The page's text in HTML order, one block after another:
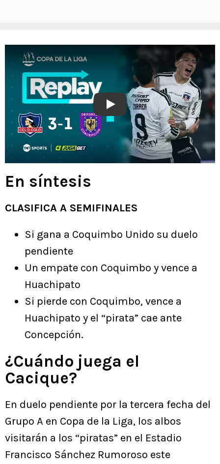
Play
En síntesis
CLASIFICA A SEMIFINALES
Si gana a Coquimbo Unido su duelo
pendiente
Un empate con Coquimbo y vence a
Huachipato
Si pierde con Coquimbo, vence a
Huachipato y el “pirata” cae ante
Concepción.
¿Cuándo juega el
Cacique?
En duelo pendiente por la tercera fecha del
Grupo A en Copa de la Liga, los albos
visitarán a los “piratas” en el Estadio
Francisco Sánchez Rumoroso este